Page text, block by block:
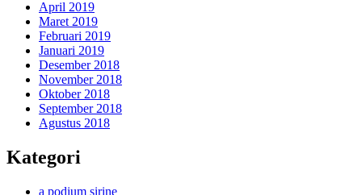
April 2019
Maret 2019
Februari 2019
Januari 2019
Desember 2018
November 2018
Oktober 2018
September 2018
Agustus 2018
Kategori
a podium sirine